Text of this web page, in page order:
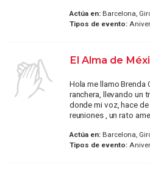
Actúa en:Barcelona,
Tipos de evento:
El Alma de
Hola me llamo Brenda
ranchera, llevando un
donde mi voz, hace
reuniones , un rato
Actúa en:Barcelona,
Tipos de evento: